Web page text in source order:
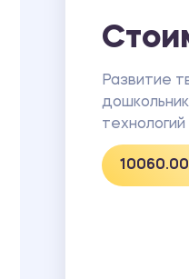
Развитие
технологий